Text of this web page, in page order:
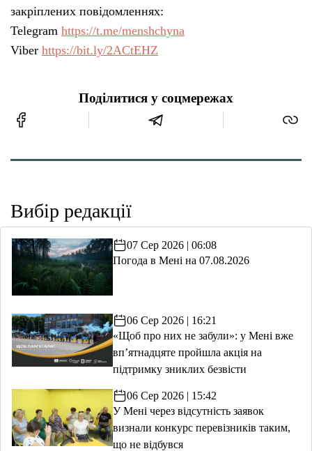
закріплених повідомленнях:
Telegram https://t.me/menshchyna
Viber https://bit.ly/2ACtEHZ
Поділитися у соцмережах
Вибір редакції
07 Сер 2026 | 06:08
Погода в Мені на 07.08.2026
06 Сер 2026 | 16:21
«Щоб про них не забули»: у Мені вже
вп’ятнадцяте пройшла акція на
підтримку зниклих безвісти
06 Сер 2026 | 15:42
У Мені через відсутність заявок
визнали конкурс перевізників таким,
що не відбувся